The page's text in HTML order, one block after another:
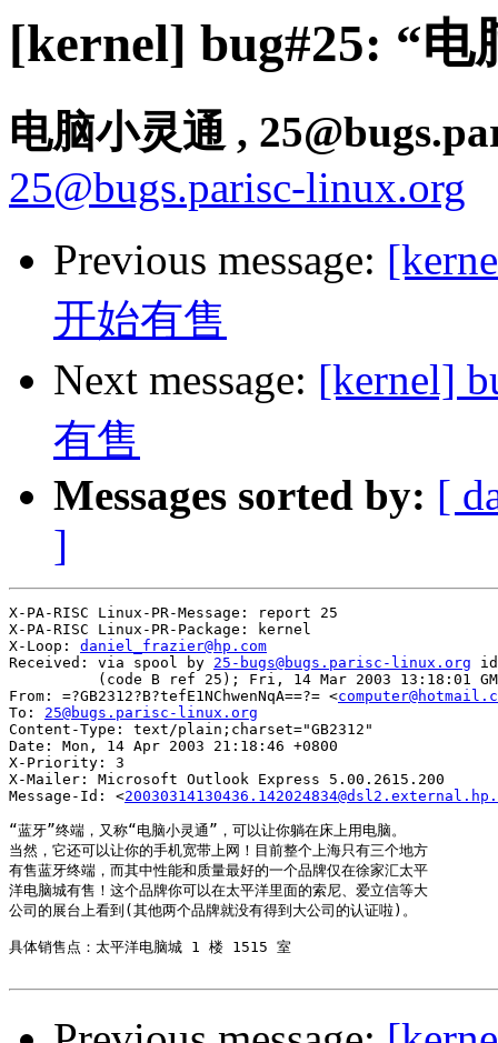
[kernel] bug#25: “
电脑小灵通 ,
25@bugs.parisc-linux.org
Previous message:
开始有售
Next message: [kernel]
有售
Messages sorted by: [
]
X-PA-RISC Linux-PR-Message: report 25
X-PA-RISC Linux-PR-Package: kernel
X-Loop: daniel_frazier@hp.com
Received: via spool by 25-bugs@bugs.parisc-linux.org
(code B ref 25); Fri, 14 Mar 2003 13:18:01
From: =?GB2312?B?tefE1NChwenNqA==?= <
To: 25@bugs.parisc-linux.org
Content-Type: text/plain;charset="GB2312"
Date: Mon, 14 Apr 2003 21:18:46 +0800
X-Priority: 3
X-Mailer: Microsoft Outlook Express 5.00.2615.200
Message-Id: <
“蓝牙”终端，又称“电脑小灵通”，可以让你躺在床上用电脑。
当然，它还可以让你的手机宽带上网！目前整个上海只有三个地方
有售蓝牙终端，而其中性能和质量最好的一个品牌仅在徐家汇太平
洋电脑城有售！这个品牌你可以在太平洋里面的索尼、爱立信等大
公司的展台上看到(其他两个品牌就没有得到大公司的认证啦)。
具体销售点：太平洋电脑城 1 楼 1515 室